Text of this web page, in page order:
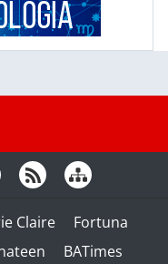
Claire
Fortuna
BATimes